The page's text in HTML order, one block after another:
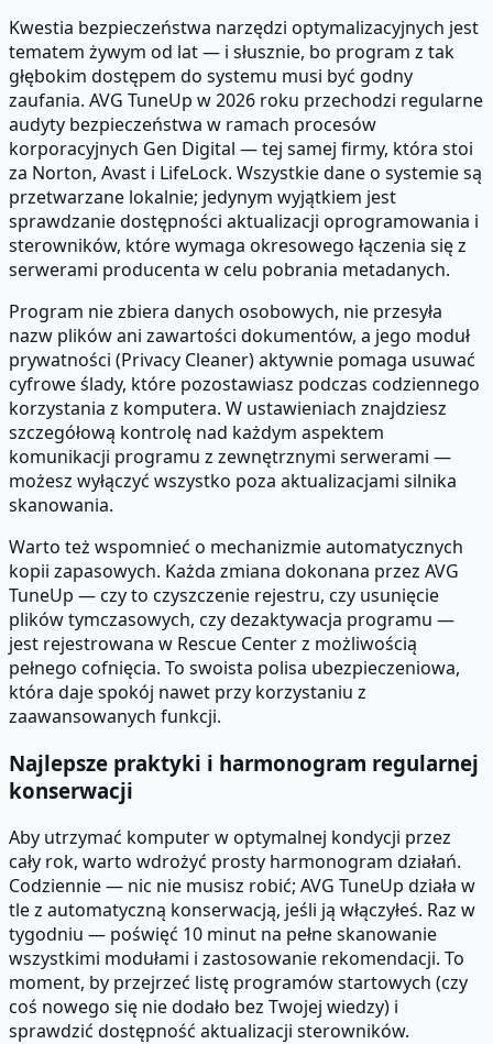
Kwestia bezpieczeństwa narzędzi optymalizacyjnych jest
tematem żywym od lat — i słusznie, bo program z tak
głębokim dostępem do systemu musi być godny
zaufania. AVG TuneUp w 2026 roku przechodzi regularne
audyty bezpieczeństwa w ramach procesów
korporacyjnych Gen Digital — tej samej firmy, która stoi
za Norton, Avast i LifeLock. Wszystkie dane o systemie są
przetwarzane lokalnie; jedynym wyjątkiem jest
sprawdzanie dostępności aktualizacji oprogramowania i
sterowników, które wymaga okresowego łączenia się z
serwerami producenta w celu pobrania metadanych.
Program nie zbiera danych osobowych, nie przesyła
nazw plików ani zawartości dokumentów, a jego moduł
prywatności (Privacy Cleaner) aktywnie pomaga usuwać
cyfrowe ślady, które pozostawiasz podczas codziennego
korzystania z komputera. W ustawieniach znajdziesz
szczegółową kontrolę nad każdym aspektem
komunikacji programu z zewnętrznymi serwerami —
możesz wyłączyć wszystko poza aktualizacjami silnika
skanowania.
Warto też wspomnieć o mechanizmie automatycznych
kopii zapasowych. Każda zmiana dokonana przez AVG
TuneUp — czy to czyszczenie rejestru, czy usunięcie
plików tymczasowych, czy dezaktywacja programu —
jest rejestrowana w Rescue Center z możliwością
pełnego cofnięcia. To swoista polisa ubezpieczeniowa,
która daje spokój nawet przy korzystaniu z
zaawansowanych funkcji.
Najlepsze praktyki i harmonogram regularnej
konserwacji
Aby utrzymać komputer w optymalnej kondycji przez
cały rok, warto wdrożyć prosty harmonogram działań.
Codziennie — nic nie musisz robić; AVG TuneUp działa w
tle z automatyczną konserwacją, jeśli ją włączyłeś. Raz w
tygodniu — poświęć 10 minut na pełne skanowanie
wszystkimi modułami i zastosowanie rekomendacji. To
moment, by przejrzeć listę programów startowych (czy
coś nowego się nie dodało bez Twojej wiedzy) i
sprawdzić dostępność aktualizacji sterowników.